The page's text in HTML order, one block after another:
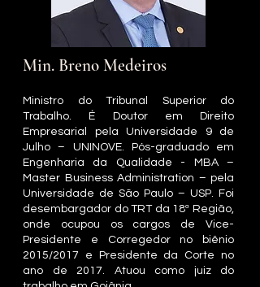
Min. Breno Medeiros
Ministro do Tribunal Superior do
Trabalho. É Doutor em Direito
Empresarial pela Universidade 9 de
Julho – UNINOVE. Pós-graduado em
Engenharia da Qualidade - MBA –
Master Business Administration – pela
Universidade de São Paulo – USP. Foi
desembargador do TRT da 18ª Região,
onde ocupou os cargos de Vice-
Presidente e Corregedor no biênio
2015/2017 e Presidente da Corte no
ano de 2017. Atuou como juiz do